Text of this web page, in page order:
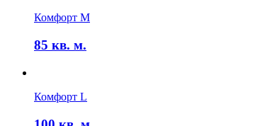
Комфорт M
85 кв. м.
Комфорт L